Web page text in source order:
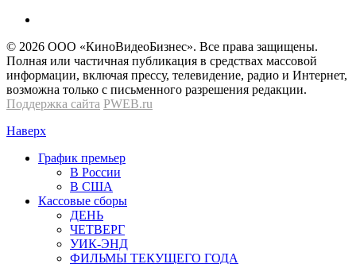
© 2026 OOО «КиноВидеоБизнес». Все права защищены.
Полная или частичная публикация в средствах массовой
информации, включая прессу, телевидение, радио и Интернет,
возможна только с письменного разрешения редакции.
Поддержка сайта PWEB.ru
Наверх
График премьер
В России
В США
Кассовые сборы
ДЕНЬ
ЧЕТВЕРГ
УИК-ЭНД
ФИЛЬМЫ ТЕКУЩЕГО ГОДА